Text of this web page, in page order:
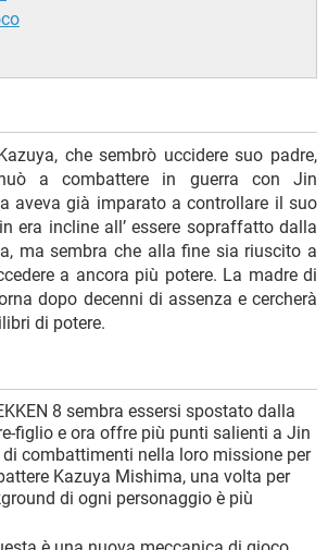
che sembrò uccidere suo padre,
a combattere in guerra con Jin
aveva già imparato a controllare il suo
era incline all’ essere sopraffatto dalla
ma sembra che alla fine sia riuscito a
a ancora più potere. La madre di
dopo decenni di assenza e cercherà
di potere.
8 sembra essersi spostato dalla
figlio e ora offre più punti salienti a Jin
combattimenti nella loro missione per
Kazuya Mishima, una volta per
di ogni personaggio è più